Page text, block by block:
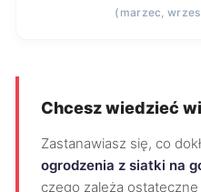
(marzec,
Chcesz wiedzieć
Zastanawiasz się, co
ogrodzenia z siatki na
czego zależą